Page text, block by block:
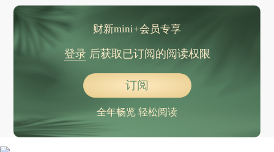
财新mini+会员专享
登录后获取已订阅的阅读权限
订阅
全年畅览 轻松阅读